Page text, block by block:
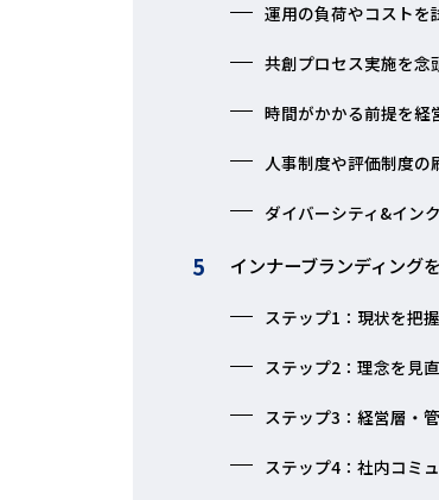
運用の負荷やコストを
共創プロセス実施を念
時間がかかる前提を経
人事制度や評価制度の
ダイバーシティ&イン
インナーブランディング
ステップ1：現状を把
ステップ2：理念を見
ステップ3：経営層・
ステップ4：社内コミ